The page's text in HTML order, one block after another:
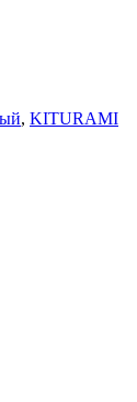
, KITURAMI